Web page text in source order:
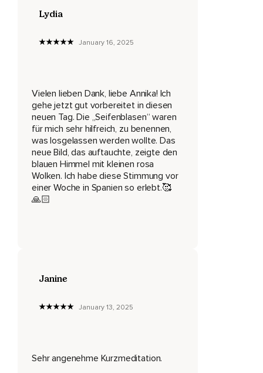
Wo eben noch die Seifenblasen waren,
In dem du dich jetzt gerade befindest.
Nimm das,
Was sich dir als erstes zeigt.
Alles ist möglich.
Es kommt direkt aus deinem Innersten.
Sieh dir dein Bild genau an.
Mit dem du dich jederzeit in das Gefühl von Ruhe und
Und dann ganz langsam verblassen die Bilder vor deinem
Komme mit deinem Fokus zu deinem Körper,
Lydia
January 16, 2025
Vielen lieben Dank, liebe Annika! Ich
gehe jetzt gut vorbereitet in diesen
neuen Tag. Die „Seifenblasen“ waren
für mich sehr hilfreich, zu benennen,
was losgelassen werden wollte. Das
neue Bild, das auftauchte, zeigte den
blauen Himmel mit kleinen rosa
Wolken. Ich habe diese Stimmung vor
einer Woche in Spanien so erlebt.🥰
🙏🏻
Janine
January 13, 2025
Sehr angenehme Kurzmeditation.